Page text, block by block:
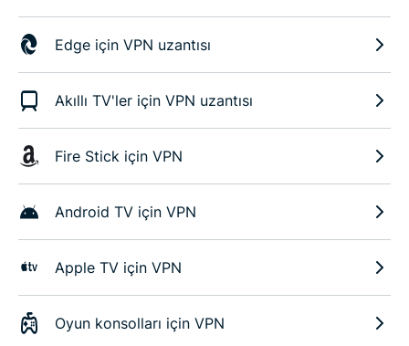
Edge için VPN uzantısı
Akıllı TV'ler için VPN uzantısı
Fire Stick için VPN
Android TV için VPN
Apple TV için VPN
Oyun konsolları için VPN